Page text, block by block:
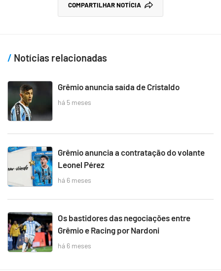
COMPARTILHAR NOTÍCIA
Notícias relacionadas
Grêmio anuncia saída de Cristaldo
há 5 meses
Grêmio anuncia a contratação do volante
Leonel Pérez
há 6 meses
Os bastidores das negociações entre
Grêmio e Racing por Nardoni
há 6 meses